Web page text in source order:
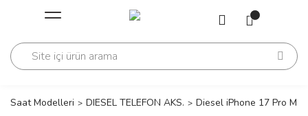
Geri Dön
Geri Dön
Saat Modelleri DIESEL TELEFON AKS. Diesel iPhone 17 Pro